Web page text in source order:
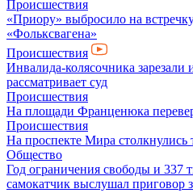
Происшествия
«Приору» выбросило на
«Фольксвагена»
Происшествия
Инвалида-колясочника зарезали
рассматривает суд
Происшествия
На площади Франценюка
Происшествия
На проспекте Мира столкнулись
Общество
Год ограничения свободы и 337
самокатчик выслушал приговор